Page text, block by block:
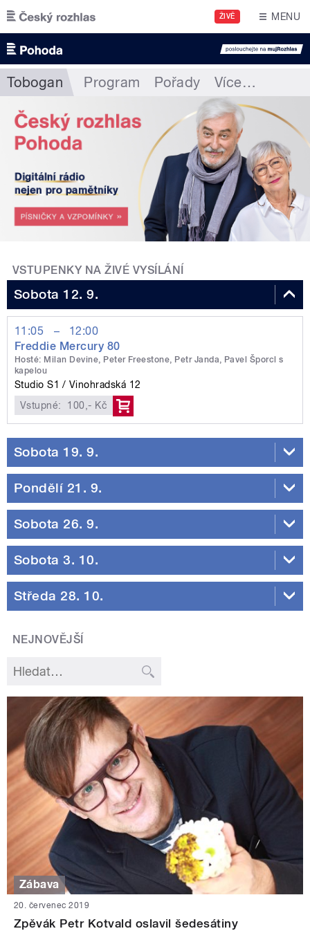
Přejít k hlavnímu obsahu
ŽIVĚ MENU
Tobogan Program Pořady Více…
VSTUPENKY NA ŽIVÉ VYSÍLÁNÍ
Sobota 12. 9.
11:05 –
12:00
Freddie Mercury 80
Hosté: Milan Devine, Peter Freestone, Petr Janda, Pavel Šporcl s
kapelou
Studio S1
Vinohradská 12
Vstupné:
100,- Kč
Sobota 19. 9.
Pondělí 21. 9.
Sobota 26. 9.
Sobota 3. 10.
Středa 28. 10.
NEJNOVĚJŠÍ
Zábava
20. červenec 2019
Zpěvák Petr Kotvald oslavil šedesátiny